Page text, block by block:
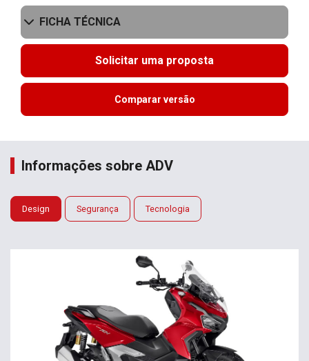
FICHA TÉCNICA
Solicitar uma proposta
Comparar versão
Informações sobre ADV
Design Segurança Tecnologia